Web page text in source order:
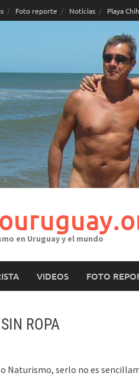
Foto reporte Noticias Playa
en Uruguay y el mundo
VIDEOS FOTO
ROPA
Naturismo, serlo no es